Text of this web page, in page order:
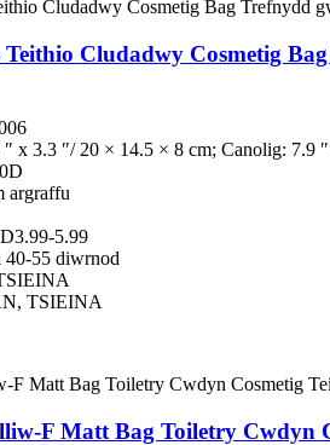
Teithio Cludadwy Cosmetig
x 3.3 ″/ 20 × 14.5 × 8 cm; Canolig: 7.9
argraffu
5.99
40-55 diwrnod
TSIEINA
F Matt Bag Toiletry Cwdyn